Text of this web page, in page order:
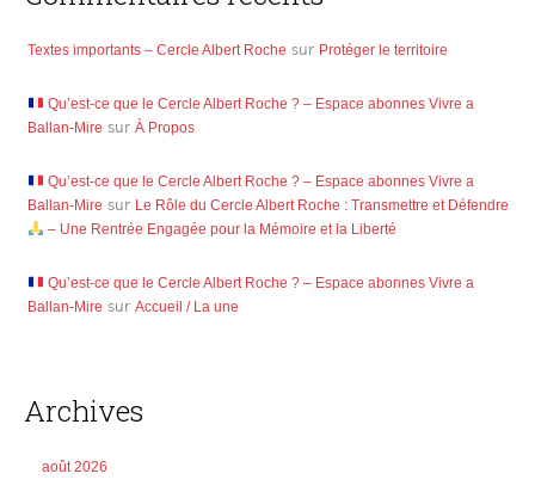
Textes importants – Cercle Albert Roche sur Protéger le territoire
Qu’est-ce que le Cercle Albert Roche ? – Espace abonnes Vivre a
Ballan-Mire sur À Propos
Qu’est-ce que le Cercle Albert Roche ? – Espace abonnes Vivre a
Ballan-Mire sur Le Rôle du Cercle Albert Roche : Transmettre et Défendre
– Une Rentrée Engagée pour la Mémoire et la Liberté
Qu’est-ce que le Cercle Albert Roche ? – Espace abonnes Vivre a
Ballan-Mire sur Accueil / La une
Archives
août 2026